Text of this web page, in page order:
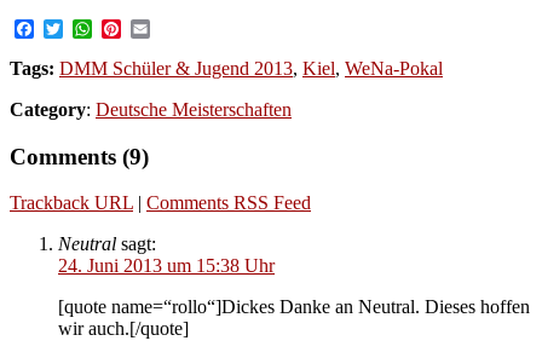
Facebook
TwitterWhatsApp
Pinterest
Tags: DMM Schüler & Jugend 2013, Kiel, WeNa-Pokal
Category: Deutsche Meisterschaften
Comments (9)
Trackback URL | Comments RSS Feed
Neutral sagt:
24. Juni 2013 um 15:38 Uhr
[quote name=“rollo“]Dickes Danke an Neutral. Dieses hoffen
wir auch.[/quote]